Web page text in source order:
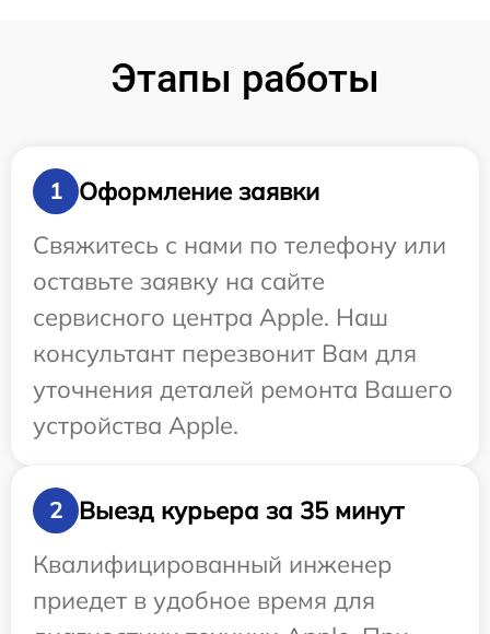
Этапы работы
1
Оформление заявки
Свяжитесь с нами по телефону или
оставьте заявку на сайте
сервисного центра Apple. Наш
консультант перезвонит Вам для
уточнения деталей ремонта Вашего
устройства Apple.
2
Выезд курьера за 35 минут
Квалифицированный инженер
приедет в удобное время для